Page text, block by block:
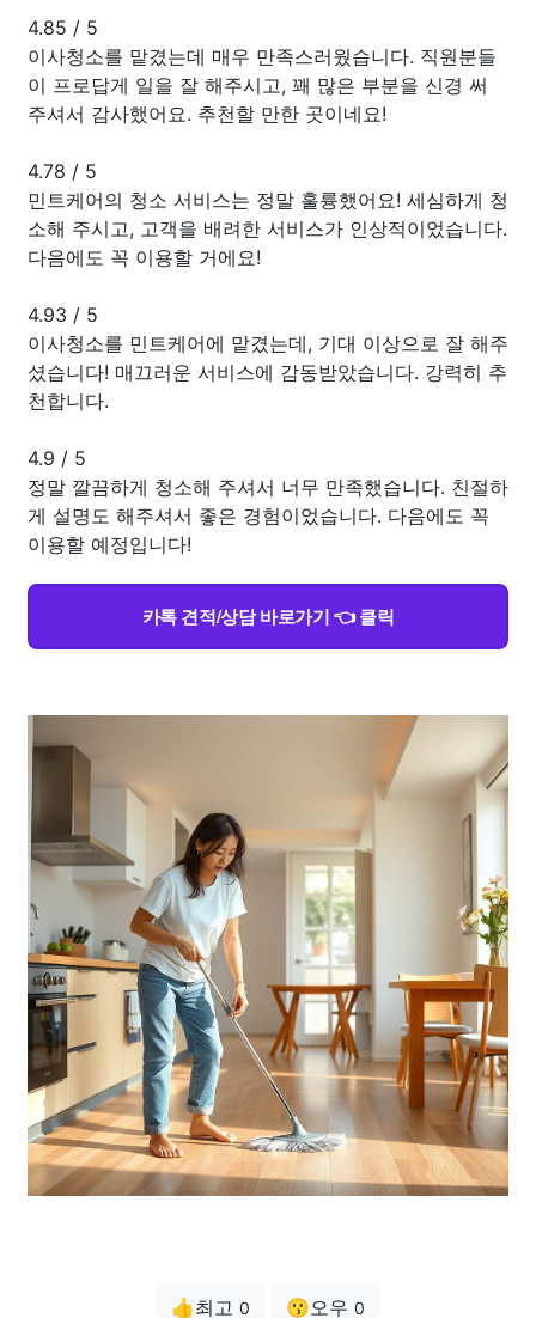
4.85 / 5
이사청소를 맡겼는데 매우 만족스러웠습니다. 직원분들
이 프로답게 일을 잘 해주시고, 꽤 많은 부분을 신경 써
주셔서 감사했어요. 추천할 만한 곳이네요!
4.78 / 5
민트케어의 청소 서비스는 정말 훌륭했어요! 세심하게 청
소해 주시고, 고객을 배려한 서비스가 인상적이었습니다.
다음에도 꼭 이용할 거에요!
4.93 / 5
이사청소를 민트케어에 맡겼는데, 기대 이상으로 잘 해주
셨습니다! 매끄러운 서비스에 감동받았습니다. 강력히 추
천합니다.
4.9 / 5
정말 깔끔하게 청소해 주셔서 너무 만족했습니다. 친절하
게 설명도 해주셔서 좋은 경험이었습니다. 다음에도 꼭
이용할 예정입니다!
카톡 견적/상담 바로가기 👈 클릭
👍최고 0 😗오우 0